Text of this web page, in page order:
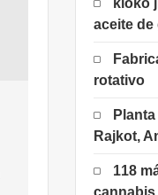
kioko
aceite de
rotativo
Rajkot,
118